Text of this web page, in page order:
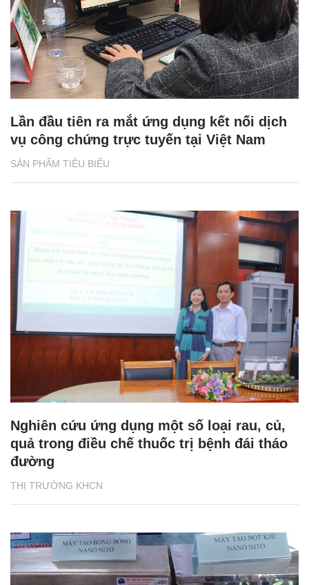
SẢN PHẨM TIÊU BIỂU
Lần đầu tiên ra mắt ứng dụng kết nối dịch
vụ công chứng trực tuyến tại Việt Nam
THỊ TRƯỜNG KHCN
Nghiên cứu ứng dụng một số loại rau, củ,
quả trong điều chế thuốc trị bệnh đái tháo
đường